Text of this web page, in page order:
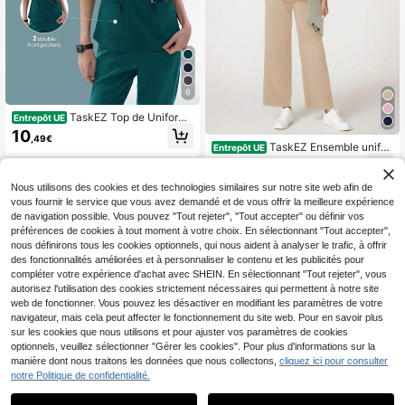
6
Entrepôt UE TaskEZ Top de Uniforme
s de Infirmière Col en V à 2 Poches
Manches Courtes pour Femmes
10 ,49€
Entrepôt UE TaskEZ Ensemble unifor
me de bloc-notes avec Top plissé à
manches courtes et pantalon de co
uleur unie pour femmes
1
Nous utilisons des cookies et des technologies similaires sur notre site web afin de
vous fournir le service que vous avez demandé et de vous offrir la meilleure expérience
de navigation possible. Vous pouvez "Tout rejeter", "Tout accepter" ou définir vos
préférences de cookies à tout moment à votre choix. En sélectionnant "Tout accepter",
nous définirons tous les cookies optionnels, qui nous aident à analyser le trafic, à offrir
des fonctionnalités améliorées et à personnaliser le contenu et les publicités pour
compléter votre expérience d'achat avec SHEIN. En sélectionnant "Tout rejeter", vous
autorisez l'utilisation des cookies strictement nécessaires qui permettent à notre site
web de fonctionner. Vous pouvez les désactiver en modifiant les paramètres de votre
navigateur, mais cela peut affecter le fonctionnement du site web. Pour en savoir plus
sur les cookies que nous utilisons et pour ajuster vos paramètres de cookies
optionnels, veuillez sélectionner "Gérer les cookies". Pour plus d'informations sur la
manière dont nous traitons les données que nous collectons, cliquez ici pour consulter
notre Politique de confidentialité.